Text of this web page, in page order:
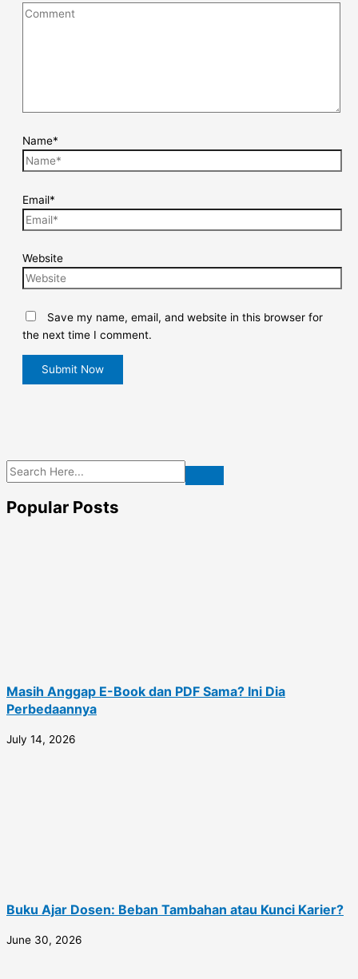
Name*
Email*
Website
Save my name, email, and website in this browser for
the next time I comment.
Popular Posts
Masih Anggap E-Book dan PDF Sama? Ini Dia
Perbedaannya
July 14, 2026
Buku Ajar Dosen: Beban Tambahan atau Kunci Karier?
June 30, 2026